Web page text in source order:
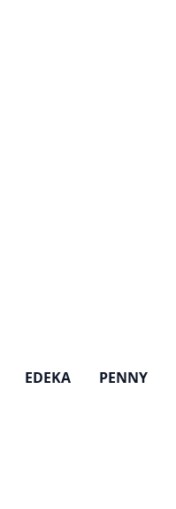
EDEKA PENNY